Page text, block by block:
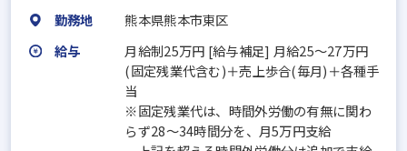
勤務地
熊本県熊本市東区
給与
月給制25万円 [給与補足] 月給25～27万円
(固定残業代含む)＋売上歩合(毎月)＋各種手
当
※固定残業代は、時間外労働の有無に関わ
らず28～34時間分を、月5万円支給